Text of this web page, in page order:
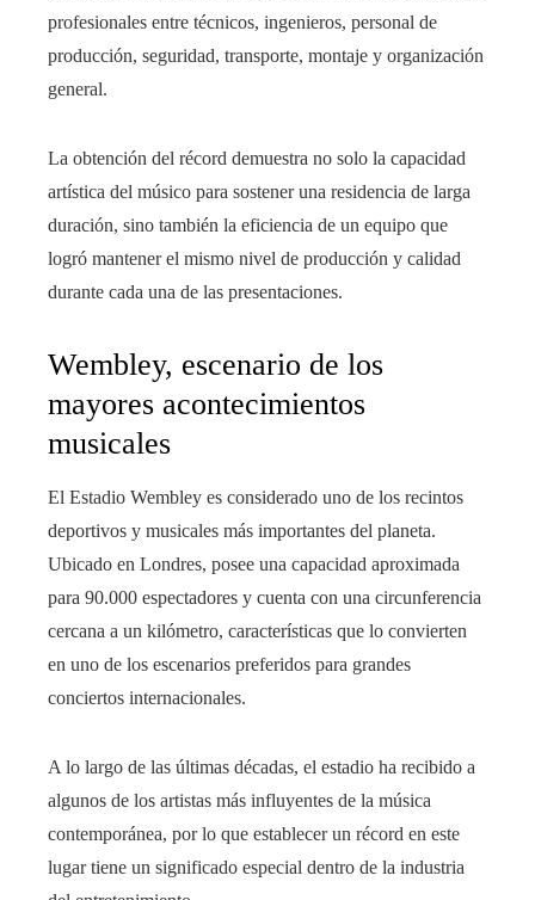
profesionales entre técnicos, ingenieros, personal de
producción, seguridad, transporte, montaje y organización
general.
La obtención del récord demuestra no solo la capacidad
artística del músico para sostener una residencia de larga
duración, sino también la eficiencia de un equipo que
logró mantener el mismo nivel de producción y calidad
durante cada una de las presentaciones.
Wembley, escenario de los
mayores acontecimientos
musicales
El Estadio Wembley es considerado uno de los recintos
deportivos y musicales más importantes del planeta.
Ubicado en Londres, posee una capacidad aproximada
para 90.000 espectadores y cuenta con una circunferencia
cercana a un kilómetro, características que lo convierten
en uno de los escenarios preferidos para grandes
conciertos internacionales.
A lo largo de las últimas décadas, el estadio ha recibido a
algunos de los artistas más influyentes de la música
contemporánea, por lo que establecer un récord en este
lugar tiene un significado especial dentro de la industria